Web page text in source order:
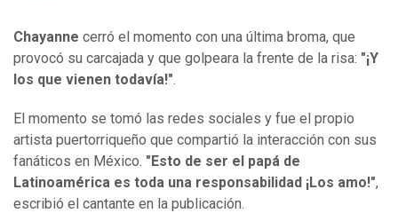
Chayanne cerró el momento con una última broma, que
provocó su carcajada y que golpeara la frente de la risa: "¡Y
los que vienen todavía!".
El momento se tomó las redes sociales y fue el propio
artista puertorriqueño que compartió la interacción con sus
fanáticos en México. "Esto de ser el papá de
Latinoamérica es toda una responsabilidad ¡Los amo!",
escribió el cantante en la publicación.